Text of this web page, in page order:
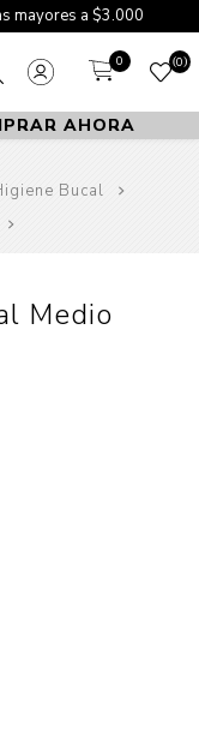
mayores a $3.000
0 0
AHORA
Bucal
Medio